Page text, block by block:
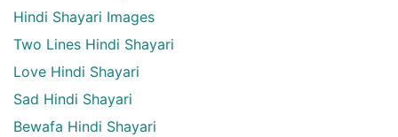
Hindi Shayari Images
Two Lines Hindi Shayari
Love Hindi Shayari
Sad Hindi Shayari
Bewafa Hindi Shayari